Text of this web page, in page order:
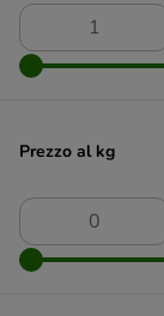
JR Farm
Prezzo al kg